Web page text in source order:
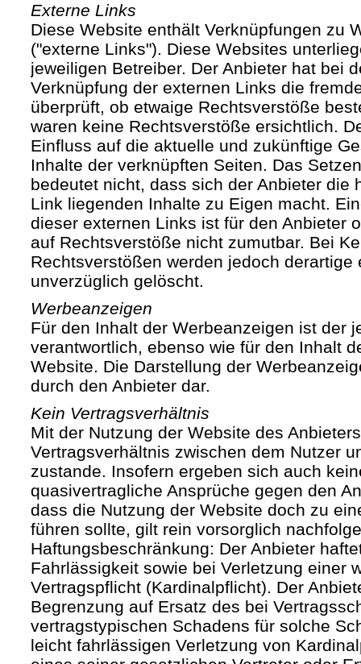
Externe Links
Diese Website enthält Verknüpfungen zu
("externe Links"). Diese Websites
jeweiligen Betreiber. Der Anbieter hat bei
Verknüpfung der externen Links die
überprüft, ob etwaige Rechtsverstöße
waren keine Rechtsverstöße ersichtlich.
Einfluss auf die aktuelle und zukünftige
Inhalte der verknüpften Seiten. Das
bedeutet nicht, dass sich der Anbieter die
Link liegenden Inhalte zu Eigen macht.
dieser externen Links ist für den Anbieter
auf Rechtsverstöße nicht zumutbar. Bei
Rechtsverstößen werden jedoch derartige
unverzüglich gelöscht.
Werbeanzeigen
Für den Inhalt der Werbeanzeigen ist der
verantwortlich, ebenso wie für den Inhalt
Website. Die Darstellung der
durch den Anbieter dar.
Kein Vertragsverhältnis
Mit der Nutzung der Website des
Vertragsverhältnis zwischen dem Nutzer
zustande. Insofern ergeben sich auch
quasivertragliche Ansprüche gegen den
dass die Nutzung der Website doch zu
führen sollte, gilt rein vorsorglich
Haftungsbeschränkung: Der Anbieter
Fahrlässigkeit sowie bei Verletzung einer
Vertragspflicht (Kardinalpflicht). Der
Begrenzung auf Ersatz des bei
vertragstypischen Schadens für solche
leicht fahrlässigen Verletzung von